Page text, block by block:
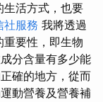
生活方式，也要
社服務 我將透過
要性，即生物
分含量有多少能
確的地方，從而
動營養及營養補